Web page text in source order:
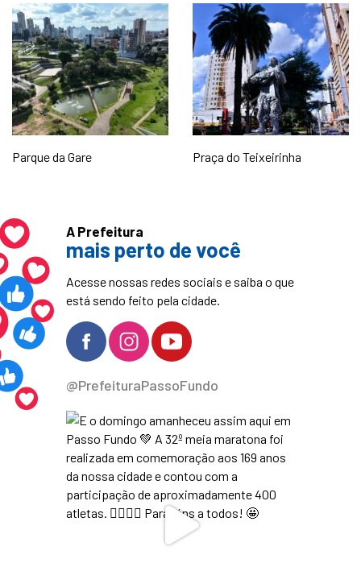
Parque da Gare Praça do Teixeirinha
A Prefeitura
mais perto de você
Acesse nossas redes sociais e saiba o que
está sendo feito pela cidade.
@PrefeituraPassoFundo